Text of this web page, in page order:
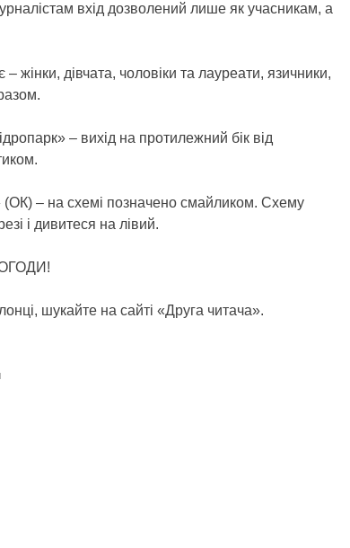
вхід дозволений лише як учасникам, а
жінки, дівчата, чоловіки та лауреати, язичники,
– вихід на протилежний бік від
(ОК) – на схемі позначено смайликом. Схему
і дивитеся на лівий.
шукайте на сайті «Друга читача».